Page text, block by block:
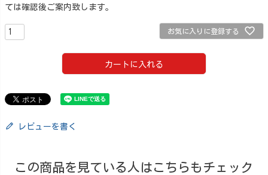
ては確認後ご案内致します。
お気に入りに登録する
カートに入れる
レビューを書く
この商品を見ている人はこちらもチェック